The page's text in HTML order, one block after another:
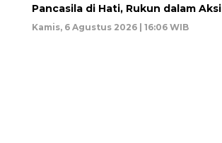
Pancasila di Hati, Rukun dalam Aksi
Kamis, 6 Agustus 2026 | 16:06 WIB